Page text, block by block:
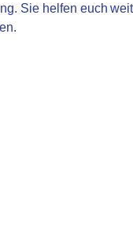
Sie helfen euch